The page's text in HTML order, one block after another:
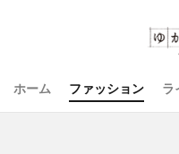
ホーム ファッション ラ